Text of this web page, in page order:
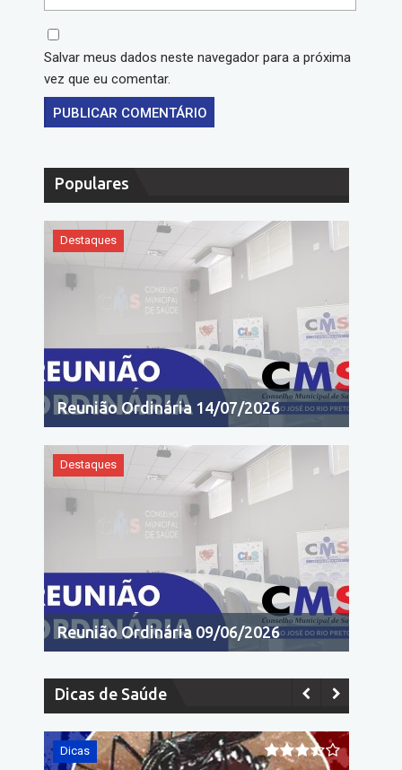
Salvar meus dados neste navegador para a próxima
vez que eu comentar.
Populares
Destaques
Reunião Ordinária 14/07/2026
Destaques
Reunião Ordinária 09/06/2026
Dicas de Saúde
Dicas